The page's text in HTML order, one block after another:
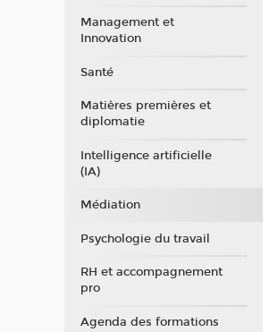
Management et
Innovation
Santé
Matières premières et
diplomatie
Intelligence artificielle
(IA)
Médiation
Psychologie du travail
RH et accompagnement
pro
Agenda des formations